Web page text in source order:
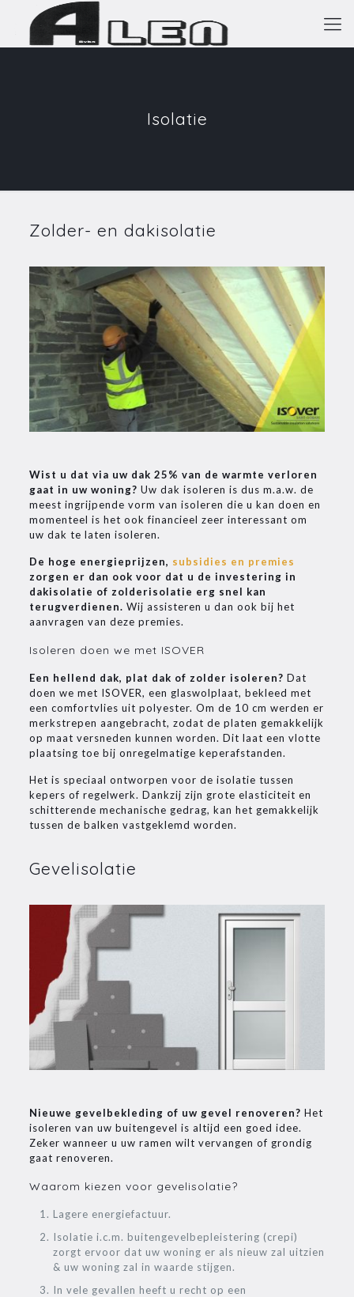
Isolatie
Zolder- en dakisolatie
Wist u dat via uw dak 25% van de warmte verloren
gaat in uw woning? Uw dak isoleren is dus m.a.w. de
meest ingrijpende vorm van isoleren die u kan doen en
momenteel is het ook financieel zeer interessant om
uw dak te laten isoleren.
De hoge energieprijzen, subsidies en premies
zorgen er dan ook voor dat u de investering in
dakisolatie of zolderisolatie erg snel kan
terugverdienen. Wij assisteren u dan ook bij het
aanvragen van deze premies.
Isoleren doen we met ISOVER
Een hellend dak, plat dak of zolder isoleren? Dat
doen we met ISOVER, een glaswolplaat, bekleed met
een comfortvlies uit polyester. Om de 10 cm werden er
merkstrepen aangebracht, zodat de platen gemakkelijk
op maat versneden kunnen worden. Dit laat een vlotte
plaatsing toe bij onregelmatige keperafstanden.
Het is speciaal ontworpen voor de isolatie tussen
kepers of regelwerk. Dankzij zijn grote elasticiteit en
schitterende mechanische gedrag, kan het gemakkelijk
tussen de balken vastgeklemd worden.
Gevelisolatie
Nieuwe gevelbekleding of uw gevel renoveren? Het
isoleren van uw buitengevel is altijd een goed idee.
Zeker wanneer u uw ramen wilt vervangen of grondig
gaat renoveren.
Waarom kiezen voor gevelisolatie?
Lagere energiefactuur.
Isolatie i.c.m. buitengevelbepleistering (crepi)
zorgt ervoor dat uw woning er als nieuw zal uitzien
& uw woning zal in waarde stijgen.
In vele gevallen heeft u recht op een